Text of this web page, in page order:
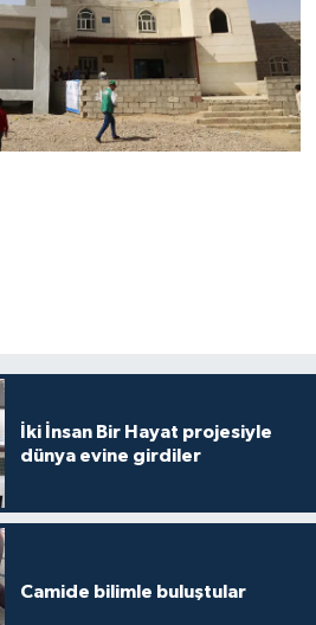
İki İnsan Bir Hayat projesiyle
dünya evine girdiler
Camide bilimle buluştular